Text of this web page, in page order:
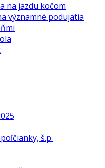
na jazdu kočom
významné podujatia
š.p.